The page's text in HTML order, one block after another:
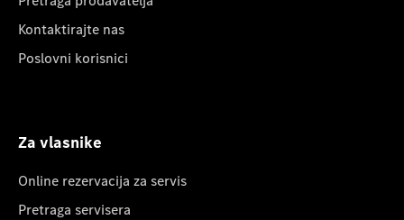
Kontaktirajte nas
Poslovni korisnici
Za vlasnike
Online rezervacija za servis
Pretraga servisera